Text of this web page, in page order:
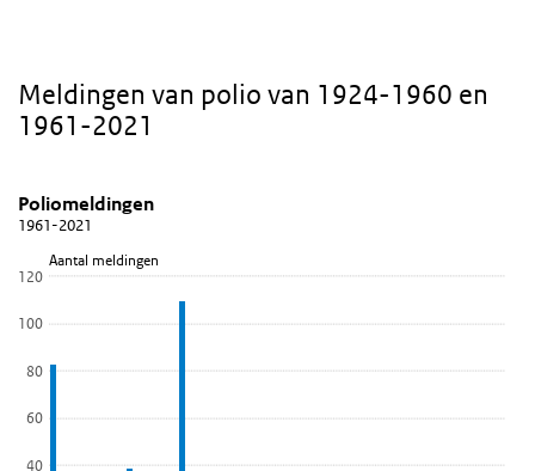
Meldingen van polio van 1924-1960 en
1961-2021
Poliomeldingen 1961-2021
Sla de grafiek 'Poliomeldingen' over en ga naar de datatabel
Poliomeldingen
Staaf grafiek met 60 staven.
1961-2021
De grafiek heeft 1 X-as die Jaar weergeeft.
Aantal meldingen
Poliomeldingen
1961-2021
40
60
80
100
120